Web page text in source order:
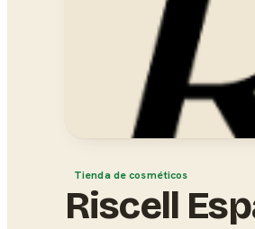
Tienda de cosméticos
Riscell